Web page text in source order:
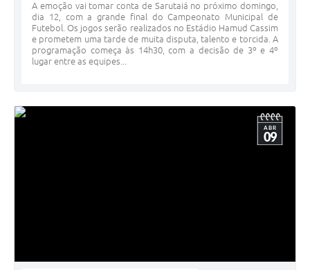
A emoção vai tomar conta de Sarutaiá no próximo domingo,
dia 12, com a grande final do Campeonato Municipal de
Futebol. Os jogos serão realizados no Estádio Hamud Cassim
e prometem uma tarde de muita disputa, talento e torcida. A
programação começa às 14h30, com a decisão de 3º e 4º
lugar entre as equipes...
ABR
09